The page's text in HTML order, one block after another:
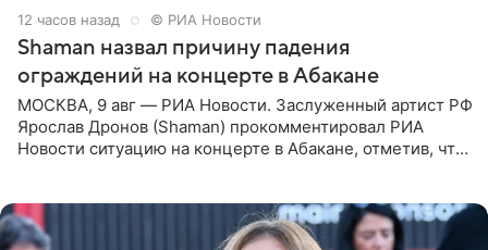
12 часов назад © РИА Новости
Shaman назвал причину падения
ограждений на концерте в Абакане
МОСКВА, 9 авг — РИА Новости. Заслуженный артист РФ
Ярослав Дронов (Shaman) прокомментировал РИА
Новости ситуацию на концерте в Абакане, отметив, что